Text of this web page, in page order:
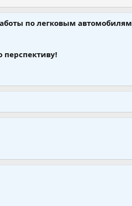
по легковым автомобилям